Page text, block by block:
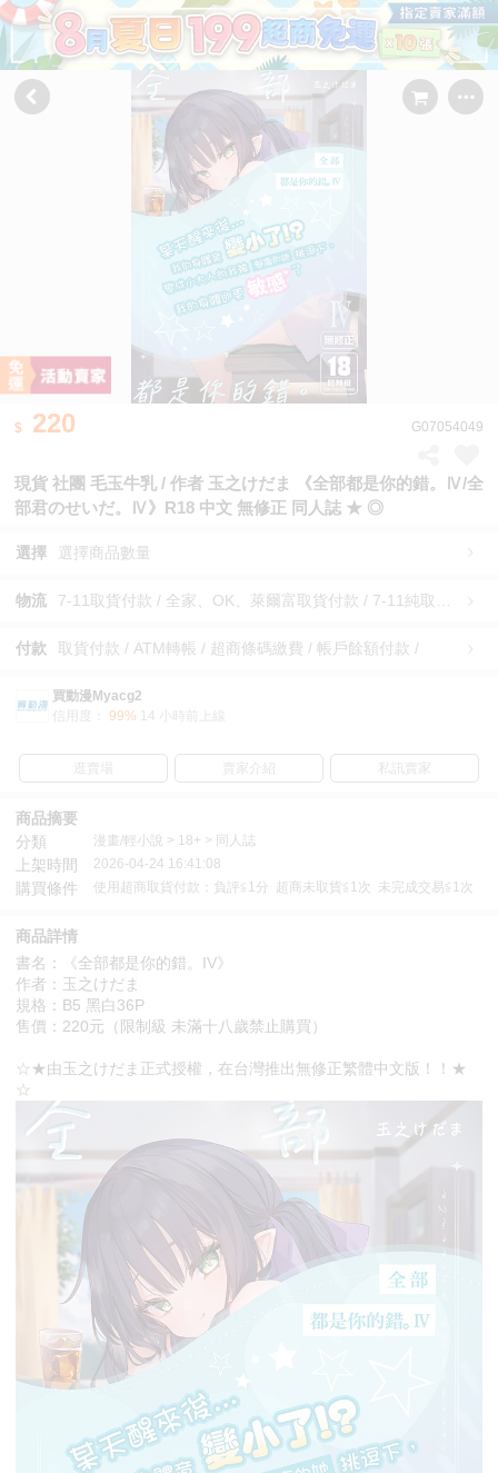
220 G07054049
現貨 社團 毛玉牛乳 / 作者 玉之けだま 《全部都是你的錯。Ⅳ/全
部君のせいだ。Ⅳ》R18 中文 無修正 同人誌 ★ ◎
選擇 選擇商品數量
物流
付款 取貨付款 / ATM轉帳 / 超商條碼繳費 / 帳戶餘額付款 /
買動漫Myacg2
信用度：
99% 14 小時前上線
逛賣場 賣家介紹 私訊賣家
商品摘要
分類
漫畫/輕小說 > 18+ > 同人誌
上架時間 2026-04-24 16:41:08
購買條件 使用超商取貨付款：負評≦1分 超商未取貨≦1次 未完成交易≦1次
商品詳情
書名：《全部都是你的錯。IV》
作者：玉之けだま
規格：B5 黑白36P
售價：220元（限制級 未滿十八歲禁止購買）
☆★由玉之けだま正式授權，在台灣推出無修正繁體中文版！！★
☆